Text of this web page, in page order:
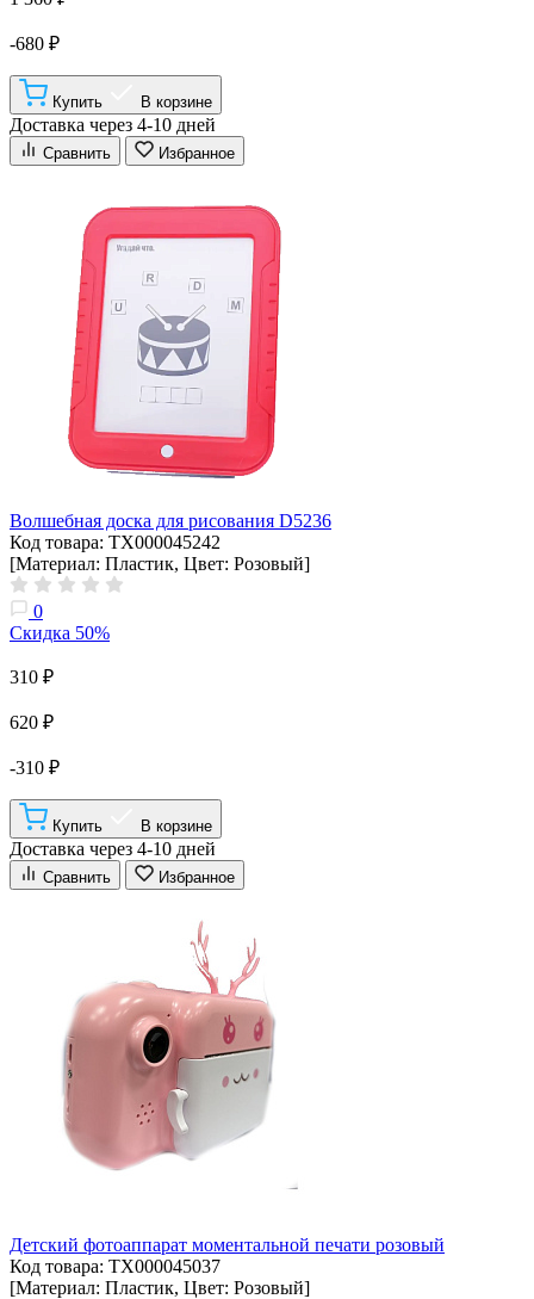
-680 ₽
Купить В корзине
Доставка через 4-10 дней
Сравнить Избранное
Волшебная доска для рисования D5236
Код товара: ТХ000045242
[Материал: Пластик, Цвет: Розовый]
0
Скидка 50%
310 ₽
620 ₽
-310 ₽
Купить В корзине
Доставка через 4-10 дней
Сравнить Избранное
Детский фотоаппарат моментальной печати розовый
Код товара: ТХ000045037
[Материал: Пластик, Цвет: Розовый]